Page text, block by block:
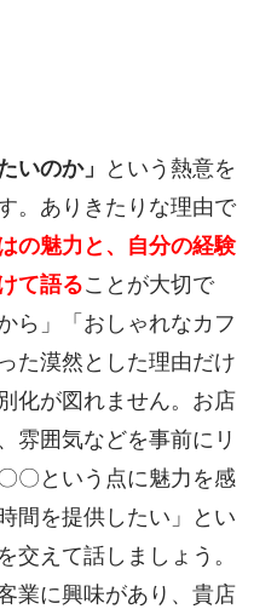
いのか」
という熱意を
。ありきたりな理由で
の魅力と、自分の経験
て語ることが大切で
ら」「おしゃれなカフ
た漠然とした理由だけ
化が図れません。お店
雰囲気などを事前にリ
〇という点に魅力を感
間を提供したい」とい
交えて話しましょう。
業に興味があり、貴店